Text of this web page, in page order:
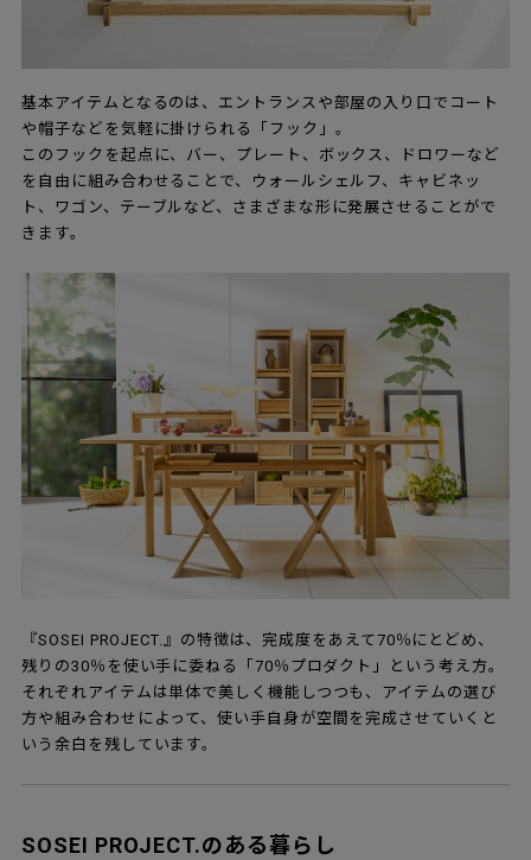
基本アイテムとなるのは、エントランスや部屋の入り口でコート
や帽子などを気軽に掛けられる「フック」。
このフックを起点に、バー、プレート、ボックス、ドロワーなど
を自由に組み合わせることで、ウォールシェルフ、キャビネッ
ト、ワゴン、テーブルなど、さまざまな形に発展させることがで
きます。
『SOSEI PROJECT.』の特徴は、完成度をあえて70％にとどめ、
残りの30％を使い手に委ねる「70％プロダクト」という考え方。
それぞれアイテムは単体で美しく機能しつつも、アイテムの選び
方や組み合わせによって、使い手自身が空間を完成させていくと
いう余白を残しています。
SOSEI PROJECT.のある暮らし